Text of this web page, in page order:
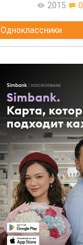
2015 0
Одноклассники